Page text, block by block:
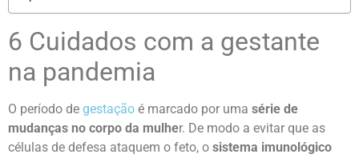
6 Cuidados com a gestante
na pandemia
O período de gestação é marcado por uma série de
mudanças no corpo da mulher. De modo a evitar que as
células de defesa ataquem o feto, o sistema imunológico